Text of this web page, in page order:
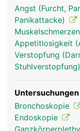
Atemwege Frau
Angst (Furcht,
Panikattacke)
Muskelschmerzen
Appetitlosigkeit
Verstopfung
Stuhlverstopfung)
Untersuchungen
Bronchoskopie
Endoskopie